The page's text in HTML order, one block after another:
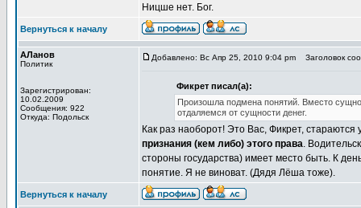
Ницше нет. Бог.
Вернуться к началу
АЛанов
Политик
Зарегистрирован:
10.02.2009
Сообщения: 922
Откуда: Подольск
Добавлено: Вс Апр 25, 2010 9:04 pm Заголовок
Фикрет писал(а):
Произошла подмена понятий. Вместо
отдаляемся от сущности денег.
Как раз наоборот! Это Вас, Фикрет,
признания (кем либо) этого права.
стороны государства) имеет место быть. К
понятие. Я не виноват. (Дядя Лёша тоже).
Вернуться к началу